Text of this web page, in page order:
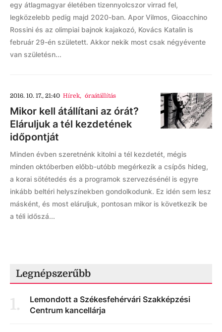
egy átlagmagyar életében tizennyolcszor virrad fel,
legközelebb pedig majd 2020-ban. Apor Vilmos, Gioacchino
Rossini és az olimpiai bajnok kajakozó, Kovács Katalin is
február 29-én született. Akkor nekik most csak négyévente
van születésn...
2016. 10. 17., 21:40 Hírek, óraátállítás
Mikor kell átállítani az órát?
Eláruljuk a tél kezdetének
időpontját
Minden évben szeretnénk kitolni a tél kezdetét, mégis
minden októberben előbb-utóbb megérkezik a csípős hideg,
a korai sötétedés és a programok szervezésénél is egyre
inkább beltéri helyszínekben gondolkodunk. Ez idén sem lesz
másként, és most eláruljuk, pontosan mikor is következik be
a téli időszá...
Legnépszerűbb
1.
Lemondott a Székesfehérvári Szakképzési
Centrum kancellárja